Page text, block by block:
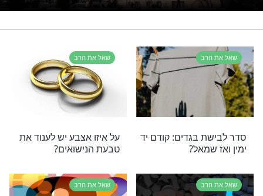
שאל את הרב שו"ת
עדיין תקוע? כנראה שזה מה שאתם צריכים
תוכן בנושא שאל את הרב